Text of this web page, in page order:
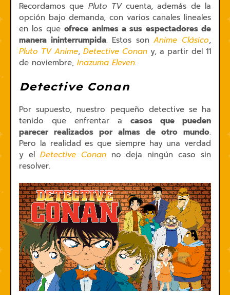
Recordamos que Pluto TVcuenta, además de la
opción bajo demanda, con varios canales lineales
en los queofrece animes a sus espectadores de
manera ininterrumpida. Estos sonAnime Clásico,
Pluto TV Anime, Detective Conan y, a partir del 11
de noviembre, Inazuma Eleven.
Detective Conan
Por supuesto, nuestro pequeño detective se ha
tenido que enfrentar a casos que pueden
parecer realizados por almas de otro mundo.
Pero la realidad es que siempre hay una verdad
y el Detective Conan no deja ningún caso sin
resolver.